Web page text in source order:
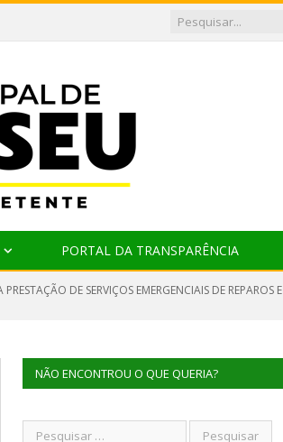
PORTAL DA TRANSPARÊNCIA
DE SERVIÇOS EMERGENCIAIS DE REPAROS E
NÃO ENCONTROU O QUE QUERIA?